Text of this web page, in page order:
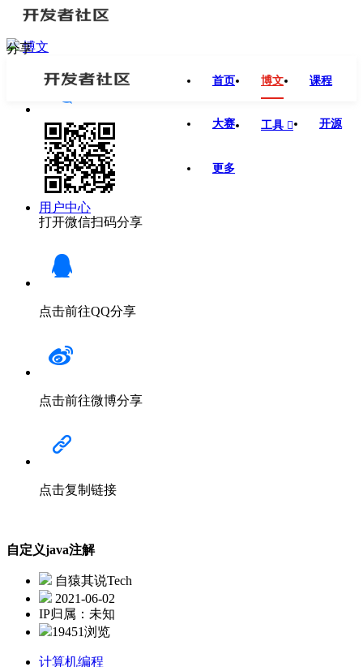
博文
首页 博文 课程
大赛 工具  开源
更多
用户中心
分享
打开微信扫码分享
点击前往QQ分享
点击前往微博分享
点击复制链接
自定义java注解
自猿其说Tech
2021-06-02
IP归属：未知
19451浏览
计算机编程